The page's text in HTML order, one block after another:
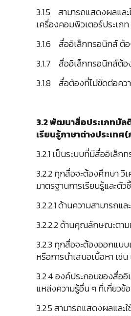
3.1.5 สามารถแสดงผลแล
เครื่องคอมพิวเตอร์ประเภ
3.1.6 สื่ออิเล็กทรอนิกส์ ต้
3.1.7 สื่ออิเล็กทรอนิกส์ต้อ
3.1.8 สื่อต้องที่ไม่ขัดต่อคว
3.2 พัฒนาสื่อประเภทมั
เรียนรู้ภาษาต่างประเท
3.2.1 เป็นระบบที่มีสื่ออิเล็
3.2.2 ทุกสื่อจะต้องศึกษา วิ
มาตรฐานการเรียนรู้และ
3.2.2.1 ด้านความสามารถ
3.2.2.2 ด้านคุณลักษณะตาม
3.2.3 ทุกสื่อจะต้องออกแบ
หรือการนำเสนอเนื้อหา เ
3.2.4 องค์ประกอบของสื่อ
แหล่งความรู้อื่น ๆ ที่เกี่ยวข้
3.2.5 สามารถแสดงผลแล